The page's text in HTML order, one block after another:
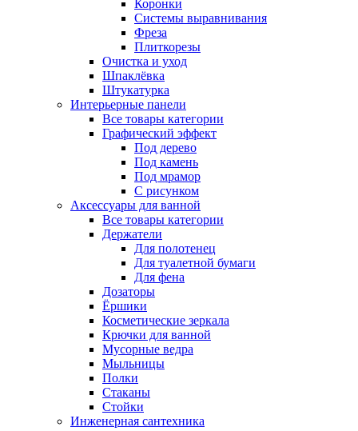
Коронки
Системы выравнивания
Фреза
Плиткорезы
Очистка и уход
Шпаклёвка
Штукатурка
Интерьерные панели
Все товары категории
Графический эффект
Под дерево
Под камень
Под мрамор
С рисунком
Аксессуары для ванной
Все товары категории
Держатели
Для полотенец
Для туалетной бумаги
Для фена
Дозаторы
Ёршики
Косметические зеркала
Крючки для ванной
Мусорные ведра
Мыльницы
Полки
Стаканы
Стойки
Инженерная сантехника